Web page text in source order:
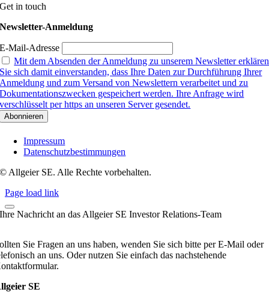
Get in touch
Newsletter-Anmeldung
E-Mail-Adresse
Mit dem Absenden der Anmeldung zu unserem Newsletter erklären
Sie sich damit einverstanden, dass Ihre Daten zur Durchführung Ihrer
Anmeldung und zum Versand von Newslettern verarbeitet und zu
Dokumentationszwecken gespeichert werden. Ihre Anfrage wird
verschlüsselt per https an unseren Server gesendet.
Impressum
Datenschutzbestimmungen
© Allgeier SE. Alle Rechte vorbehalten.
Page load link
Ihre Nachricht an das Allgeier SE Investor Relations-Team
Sie Fragen an uns haben, wenden Sie sich bitte per E-Mail oder
an uns. Oder nutzen Sie einfach das nachstehende
SE